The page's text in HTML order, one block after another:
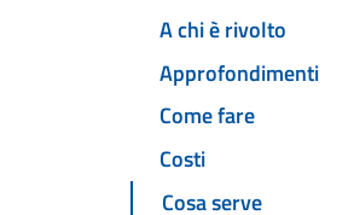
A chi è rivolto
Approfondimenti
Come fare
Costi
Cosa serve